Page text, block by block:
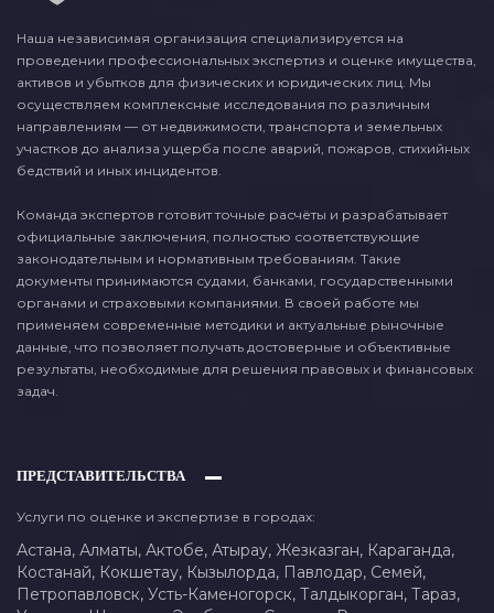
Наша независимая организация специализируется на
проведении профессиональных экспертиз и оценке имущества,
активов и убытков для физических и юридических лиц. Мы
осуществляем комплексные исследования по различным
направлениям — от недвижимости, транспорта и земельных
участков до анализа ущерба после аварий, пожаров, стихийных
бедствий и иных инцидентов.
Команда экспертов готовит точные расчёты и разрабатывает
официальные заключения, полностью соответствующие
законодательным и нормативным требованиям. Такие
документы принимаются судами, банками, государственными
органами и страховыми компаниями. В своей работе мы
применяем современные методики и актуальные рыночные
данные, что позволяет получать достоверные и объективные
результаты, необходимые для решения правовых и финансовых
задач.
ПРЕДСТАВИТЕЛЬСТВА
Услуги по оценке и экспертизе в городах:
Астана, Алматы, Актобе, Атырау, Жезказган, Караганда,
Костанай, Кокшетау, Кызылорда, Павлодар, Семей,
Петропавловск, Усть-Каменогорск, Талдыкорган, Тараз,